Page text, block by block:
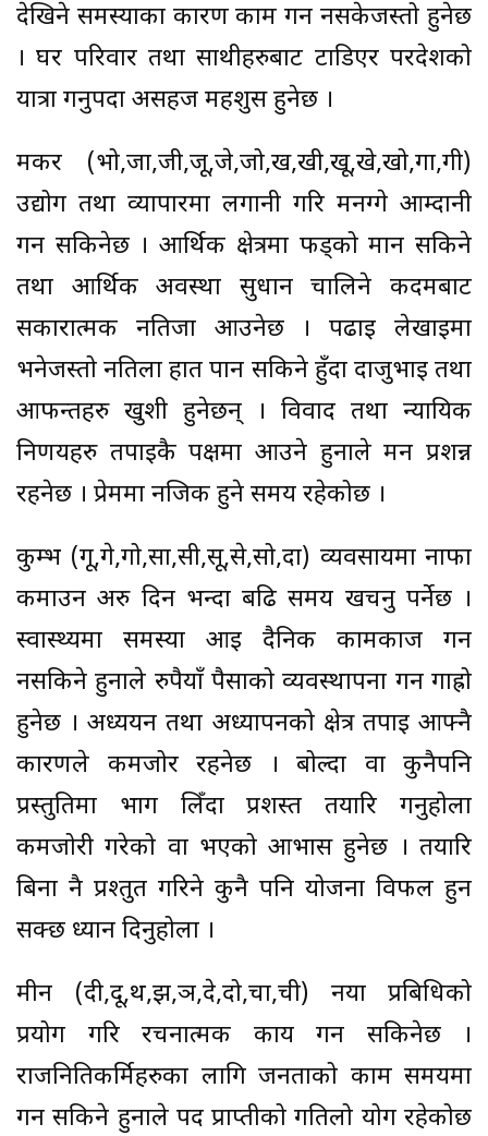
देखिने समस्याका कारण काम गर्न नसकेजस्तो हुनेछ
। घर परिवार तथा साथीहरुबाट टाडिएर परदेशको
यात्रा गर्नुपर्दा असहज महशुस हुनेछ ।
मकर (भो,जा,जी,जू,जे,जो,ख,खी,खू,खे,खो,गा,गी)
उद्योग तथा व्यापारमा लगानी गरि मनग्गे आम्दानी
गर्न सकिनेछ । आर्थिक क्षेत्रमा फड्को मार्न सकिने
तथा आर्थिक अवस्था सुधार्न चालिने कदमबाट
सकारात्मक नतिजा आउनेछ । पढाइ लेखाइमा
भनेजस्तो नतिला हात पार्न सकिने हुँदा दाजुभाई तथा
आफन्तहरु खुशी हुनेछन् । विवाद तथा न्यायिक
निर्णयहरु तपाईकै पक्षमा आउने हुनाले मन प्रशन्न
रहनेछ । प्रेममा नजिक हुने समय रहेकोछ ।
कुम्भ (गू,गे,गो,सा,सी,सू,से,सो,दा) व्यवसायमा नाफा
कमाउन अरु दिन भन्दा बढि समय खर्चनु पर्नेछ ।
स्वास्थ्यमा समस्या आई दैनिक कामकाज गर्न
नसकिने हुनाले रुपैयाँ पैसाको व्यवस्थापना गर्न गाह्रो
हुनेछ । अध्ययन तथा अध्यापनको क्षेत्र तपाई आफ्नै
कारणले कमजोर रहनेछ । बोल्दा वा कुनैपनि
प्रस्तुतिमा भाग लिँदा प्रशस्त तयारि गर्नुहोला
कमजोरी गरेको वा भएको आभास हुनेछ । तयारि
बिना नै प्रश्तुत गरिने कुनै पनि योजना विफल हुन
सक्छ ध्यान दिनुहोला ।
मीन (दी,दू,थ,झ,ञ,दे,दो,चा,ची) नया प्रबिधिको
प्रयोग गरि रचनात्मक कार्य गर्न सकिनेछ ।
राजनितिकर्मिहरुका लागि जनताको काम समयमा
गर्न सकिने हुनाले पद प्राप्तीको गतिलो योग रहेकोछ